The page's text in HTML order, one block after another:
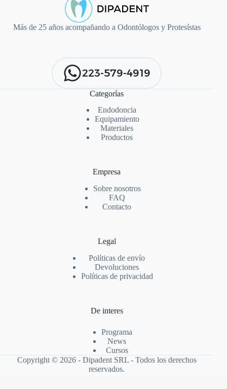
Más de 25 años acompañando a Odontólogos y Protesístas
223-579-4919
Categorías
Endodoncia
Equipamiento
Materiales
Productos
Empresa
Sobre nosotros
FAQ
Contacto
Legal
Políticas de envío
Devoluciones
Políticas de privacidad
De interes
Programa
News
Cursos
Copyright © 2026 - Dipadent SRL - Todos los derechos
reservados.